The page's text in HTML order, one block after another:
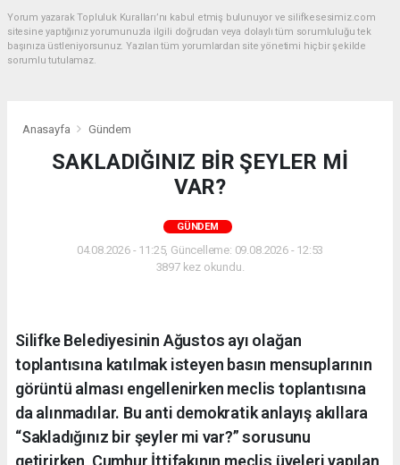
Yorum yazarak Topluluk Kuralları’nı kabul etmiş bulunuyor ve silifkesesimiz.com
sitesine yaptığınız yorumunuzla ilgili doğrudan veya dolaylı tüm sorumluluğu tek
başınıza üstleniyorsunuz. Yazılan tüm yorumlardan site yönetimi hiçbir şekilde
sorumlu tutulamaz.
Anasayfa Gündem
SAKLADIĞINIZ BİR ŞEYLER Mİ
VAR?
GÜNDEM
04.08.2026 - 11:25, Güncelleme: 09.08.2026 - 12:53
3897 kez okundu.
Silifke Belediyesinin Ağustos ayı olağan
toplantısına katılmak isteyen basın mensuplarının
görüntü alması engellenirken meclis toplantısına
da alınmadılar. Bu anti demokratik anlayış akıllara
“Sakladığınız bir şeyler mi var?” sorusunu
getirirken, Cumhur İttifakının meclis üyeleri yapılan